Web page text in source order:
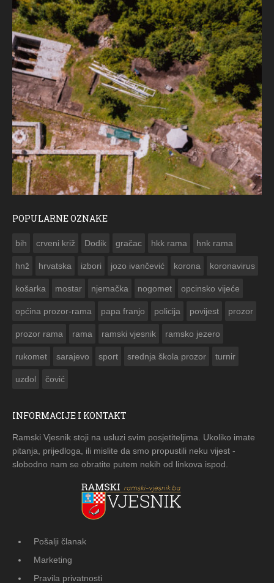
POPULARNE OZNAKE
bih crveni križ Dodik gračac hkk rama hnk rama
hnž hrvatska izbori jozo ivančević korona koronavirus
košarka mostar njemačka nogomet opcinsko vijeće
općina prozor-rama papa franjo policija povijest prozor
prozor rama rama ramski vjesnik ramsko jezero
rukomet sarajevo sport srednja škola prozor turnir
uzdol čović
INFORMACIJE I KONTAKT
Ramski Vjesnik stoji na usluzi svim posjetiteljima. Ukoliko imate
pitanja, prijedloga, ili mislite da smo propustili neku vijest -
slobodno nam se obratite putem nekih od linkova ispod.
Pošalji članak
Marketing
Pravila privatnosti